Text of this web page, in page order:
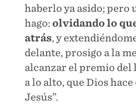
haberlo ya asido; pero
hago: olvidando lo
atrás, y
delante, prosigo a la
alcanzar el premio del
a lo alto, que Dios
Jesús”.